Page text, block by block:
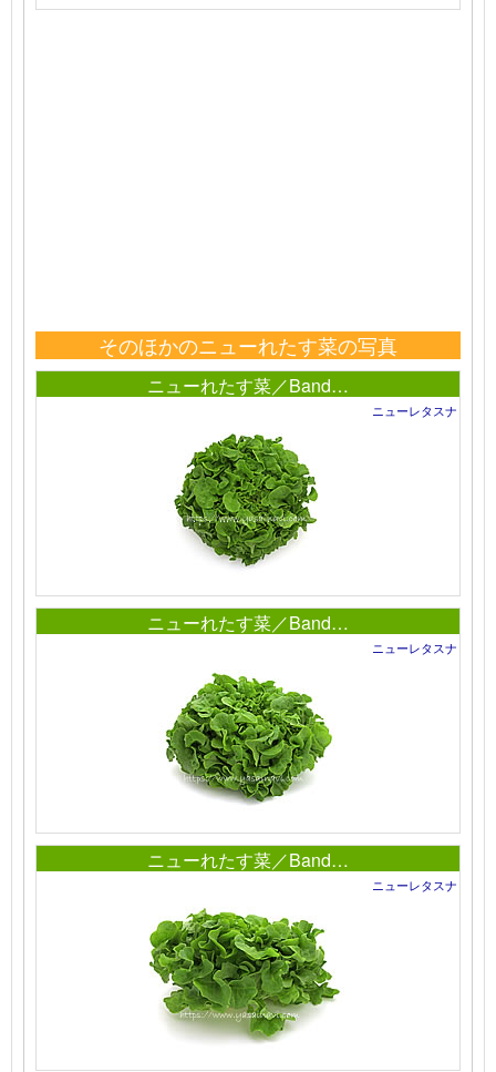
そのほかのニューれたす菜の写真
ニューれたす菜／Band…
ニューレタスナ
ニューれたす菜／Band…
ニューレタスナ
ニューれたす菜／Band…
ニューレタスナ